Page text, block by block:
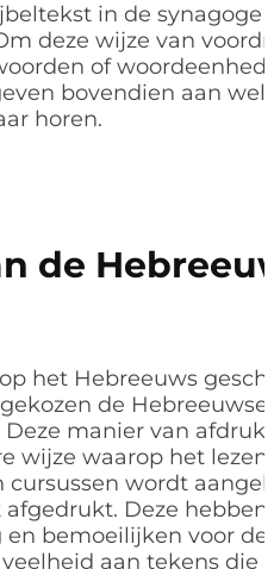
in de synagoge
deze wijze van
of
bovendien aan
horen.
de
het Hebreeuws
de
manier van
wijze waarop het lezen
wordt
Deze
bemoeilijken voor
aan tekens die